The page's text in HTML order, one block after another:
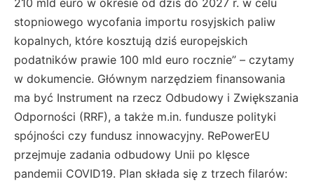
stopniowego wycofania importu rosyjskich paliw
kopalnych, które kosztują dziś europejskich
podatników prawie 100 mld euro rocznie” – czytamy
w dokumencie. Głównym narzędziem finansowania
ma być Instrument na rzecz Odbudowy i Zwiększania
Odporności (RRF), a także m.in. fundusze polityki
spójności czy fundusz innowacyjny. RePowerEU
przejmuje zadania odbudowy Unii po klęsce
pandemii COVID19. Plan składa się z trzech filarów: